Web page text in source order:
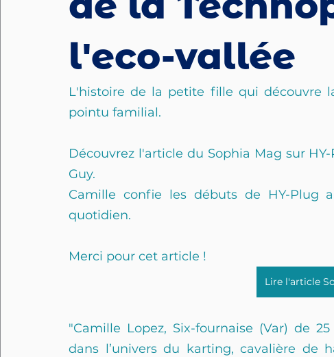
l'eco-vallée
L'histoire de la petite fille qui découvre
pointu familial.
Découvrez l'article du Sophia Mag sur
Guy.
Camille confie les débuts de HY-Plug
quotidien.
Merci pour cet article !
Lire l'article
"Camille Lopez, Six-fournaise (Var) de
dans l’univers du karting, cavalière de